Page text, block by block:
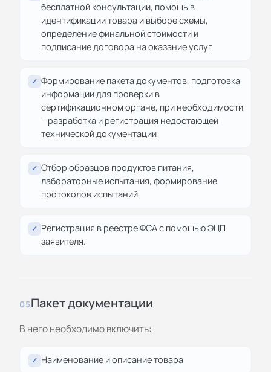
бесплатной консультации, помощь в
идентификации товара и выборе схемы,
определение финальной стоимости и
подписание договора на оказание услуг
✓ Формирование пакета документов, подготовка
информации для проверки в
сертификационном органе, при необходимости
– разработка и регистрация недостающей
технической документации
✓ Отбор образцов продуктов питания,
лабораторные испытания, формирование
протоколов испытаний
✓ Регистрация в реестре ФСА с помощью ЭЦП
заявителя.
05Пакет документации
В него необходимо включить:
✓ Наименование и описание товара